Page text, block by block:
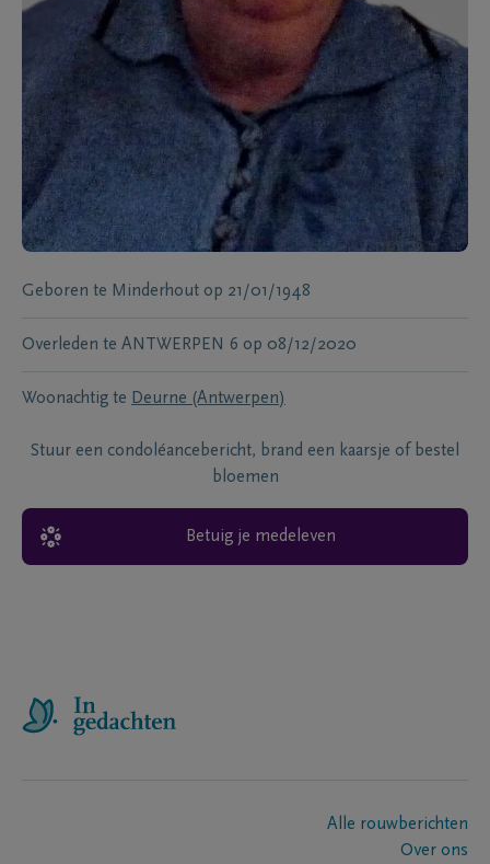
Geboren te Minderhout op 21/01/1948
Overleden te ANTWERPEN 6 op 08/12/2020
Woonachtig te Deurne (Antwerpen)
Stuur een condoléancebericht, brand een kaarsje of bestel
bloemen
Betuig je medeleven
Alle rouwberichten
Over ons